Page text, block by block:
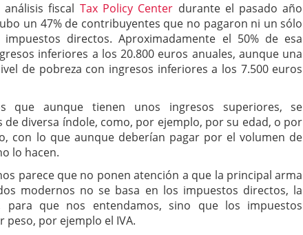
fiscal Tax Policy Center durante el pasado año
un 47% de contribuyentes que no pagaron ni un sólo
directos. Aproximadamente el 50% de esa
inferiores a los 20.800 euros anuales, aunque una
de pobreza con ingresos inferiores a los 7.500 euros
que aunque tienen unos ingresos superiores, se
de diversa índole, como, por ejemplo, por su edad, o por
con lo que aunque deberían pagar por el volumen de
lo hacen.
parece que no ponen atención a que la principal arma
modernos no se basa en los impuestos directos, la
para que nos entendamos, sino que los impuestos
por ejemplo el IVA.